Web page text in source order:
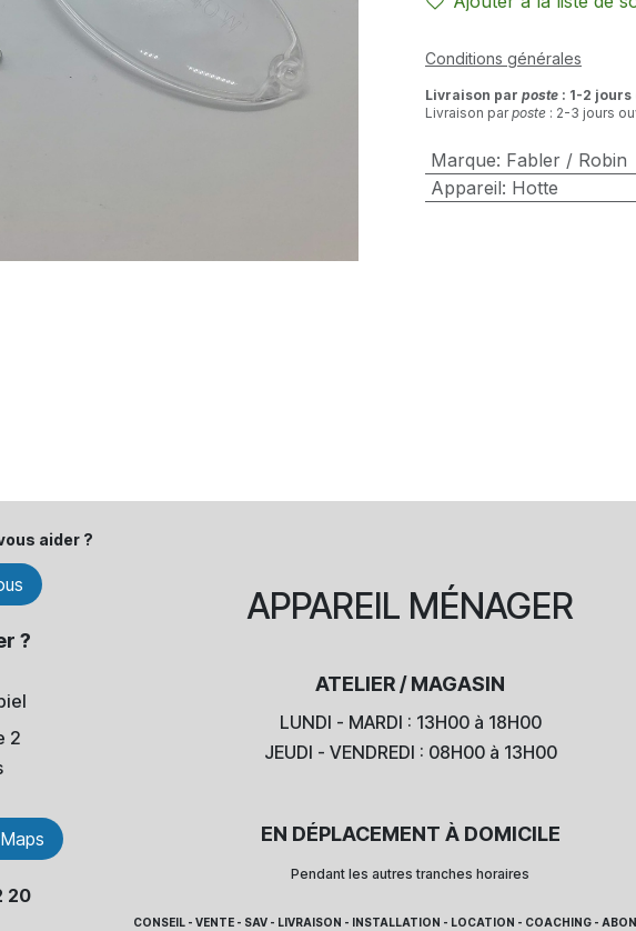
Conditions générales
Livraison par poste : 1-2
Livraison parposte : 2-3 jours
Marque: Fabler / Robin
Appareil: Hotte
aider ?
?
2
20
APPAREIL MÉNAGER
ATELIER / MAGASIN
LUNDI - MARDI : 13H00 à 18H00
JEUDI - VENDREDI : 08H00 à 13H00
EN DÉPLACEMENT À DOMICILE
Pendant les autres tranches horaires
CONSEIL - VENTE - SAV - LIVRAISON - INSTALLATION - LOCATION - COACHING -